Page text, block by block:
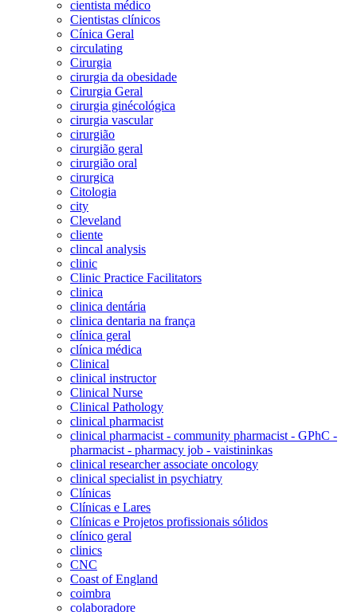
cientista médico
Cientistas clínicos
Cínica Geral
circulating
Cirurgia
cirurgia da obesidade
Cirurgia Geral
cirurgia ginécológica
cirurgia vascular
cirurgião
cirurgião geral
cirurgião oral
cirurgica
Citologia
city
Cleveland
cliente
clincal analysis
clinic
Clinic Practice Facilitators
clinica
clinica dentária
clinica dentaria na frança
clínica geral
clínica médica
Clinical
clinical instructor
Clinical Nurse
Clinical Pathology
clinical pharmacist
clinical pharmacist - community pharmacist - GPhC -
pharmacist - pharmacy job - vaistininkas
clinical researcher associate oncology
clinical specialist in psychiatry
Clínicas
Clínicas e Lares
Clínicas e Projetos profissionais sólidos
clínico geral
clinics
CNC
Coast of England
coimbra
colaboradore